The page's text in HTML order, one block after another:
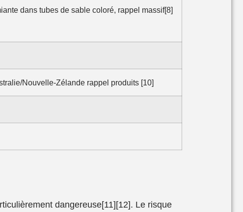
dans tubes de sable coloré, rappel massif[8]
Nouvelle-Zélande rappel produits [10]
dangereuse[11][12]. Le risque